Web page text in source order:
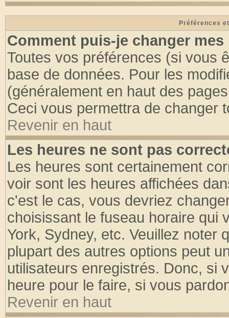
Préférences
Comment puis-je changer mes
Toutes vos préférences (si vous
base de données. Pour les
(généralement en haut des
Ceci vous permettra de changer
Revenir en haut
Les heures ne sont pas
Les heures sont certainement
voir sont les heures affichées
c'est le cas, vous devriez
choisissant le fuseau horaire qui
York, Sydney, etc. Veuillez noter
plupart des autres options peut
utilisateurs enregistrés. Donc, si
heure pour le faire, si vous
Revenir en haut